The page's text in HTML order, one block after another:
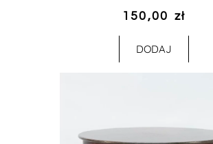
150,00 zł
DODAJ